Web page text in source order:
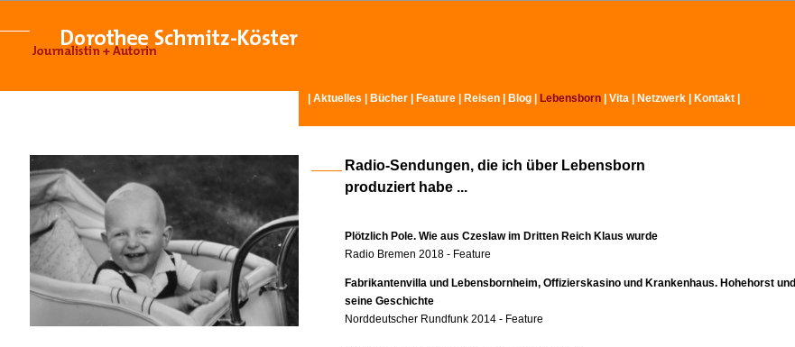
Aktuelles Bücher Feature Reisen Blog Lebensborn Vita Netzwerk Kontakt
Radio-Sendungen, die ich über Lebensborn
produziert habe ...
Plötzlich Pole. Wie aus Czeslaw im Dritten Reich Klaus wurde
Radio Bremen 2018 - Feature
Fabrikantenvilla und Lebensbornheim, Offizierskasino und Krankenhaus. Hohehorst und
seine Geschichte
Norddeutscher Rundfunk 2014 - Feature